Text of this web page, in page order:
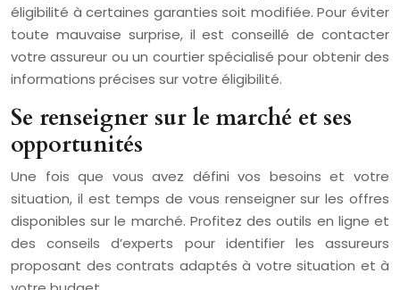
éligibilité à certaines garanties soit modifiée. Pour éviter
toute mauvaise surprise, il est conseillé de contacter
votre assureur ou un courtier spécialisé pour obtenir des
informations précises sur votre éligibilité.
Se renseigner sur le marché et ses
opportunités
Une fois que vous avez défini vos besoins et votre
situation, il est temps de vous renseigner sur les offres
disponibles sur le marché. Profitez des outils en ligne et
des conseils d’experts pour identifier les assureurs
proposant des contrats adaptés à votre situation et à